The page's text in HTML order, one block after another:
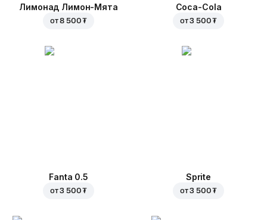
Лимонад Лимон-Мята
от8 500 ₮
Coca-Cola
от3 500 ₮
Fanta 0.5
от3 500 ₮
Sprite
от3 500 ₮